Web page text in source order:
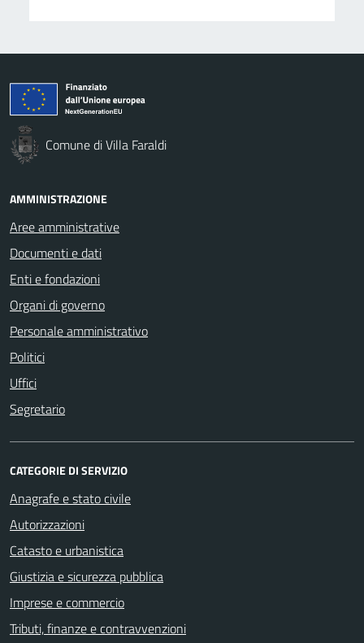
Comune di Villa Faraldi
AMMINISTRAZIONE
Aree amministrative
Documenti e dati
Enti e fondazioni
Organi di governo
Personale amministrativo
Politici
Uffici
Segretario
CATEGORIE DI SERVIZIO
Anagrafe e stato civile
Autorizzazioni
Catasto e urbanistica
Giustizia e sicurezza pubblica
Imprese e commercio
Tributi, finanze e contravvenzioni